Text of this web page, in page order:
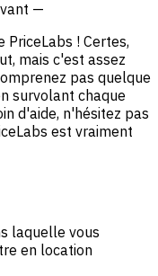
—
PriceLabs ! Certes,
mais c'est assez
pas quelque
survolant chaque
d'aide, n'hésitez pas
est vraiment
laquelle vous
en location